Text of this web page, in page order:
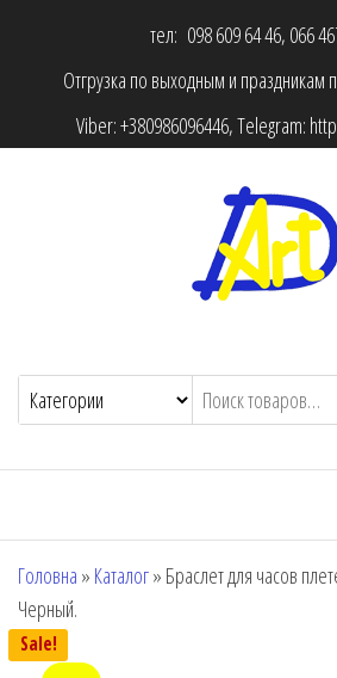
тел: 098 609 64 46, 066
Отгрузка по выходным и праздникам
Viber:+380986096446, Telegram:
Головна » Каталог» Браслет для часов
Черный.
Sale!